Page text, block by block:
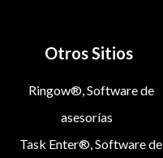
Otros Sitios
Ringow®, Software de
asesorías
Task Enter®, Software de